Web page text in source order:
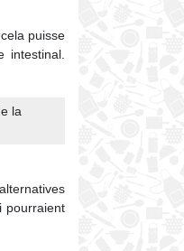
puisse
intestinal.
la
pourraient